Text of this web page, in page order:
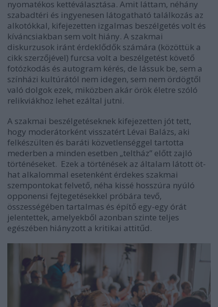
nyomatékos kettéválasztása. Amit láttam, néhány
szabadtéri és ingyenesen látogatható találkozás az
alkotókkal, kifejezetten izgalmas beszélgetés volt és
kíváncsiakban sem volt hiány. A szakmai
diskurzusok iránt érdeklődők számára (közöttük a
cikk szerzőjével) furcsa volt a beszélgetést követő
fotózkodás és autogram kérés, de lássuk be, sem a
színházi kultúrától nem idegen, sem nem ördögtől
való dolgok ezek, miközben akár örök életre szóló
relikviákhoz lehet ezáltal jutni.
A szakmai beszélgetéseknek kifejezetten jót tett,
hogy moderátorként visszatért Lévai Balázs, aki
felkészülten és baráti közvetlenséggel tartotta
mederben a minden esetben „teltház” előtt zajló
történéseket. Ezek a történések az általam látott öt-
hat alkalommal esetenként érdekes szakmai
szempontokat felvető, néha kissé hosszúra nyúló
opponensi fejtegetésekkel próbára tevő,
összességében tartalmas és építő egy-egy órát
jelentettek, amelyekből azonban szinte teljes
egészében hiányzott a kritikai attitűd.